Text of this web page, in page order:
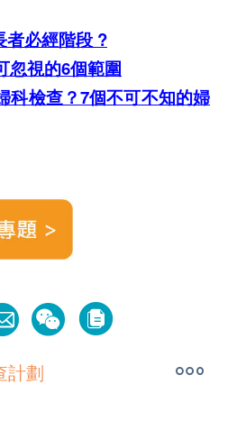
者必經階段 ?
忽視的6個範圍
科檢查？7個不可不知的婦
計劃